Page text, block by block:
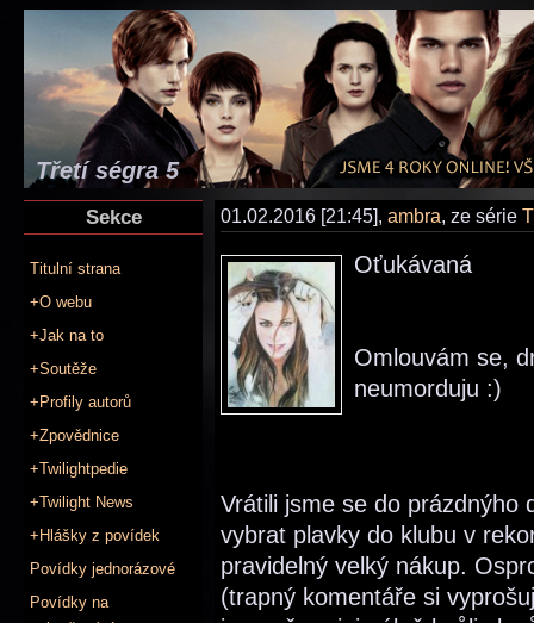
Třetí ségra 5
Sekce
Titulní strana
+O webu
+Jak na to
+Soutěže
+Profily autorů
+Zpovědnice
+Twilightpedie
+Twilight News
+Hlášky z povídek
Povídky jednorázové
Povídky na
01.02.2016 [21:45], ambra, ze série
Oťukávaná
Omlouvám se,
neumorduju :)
Vrátili jsme se do prázdnýho
vybrat plavky do klubu v
pravidelný velký nákup.
(trapný komentáře si